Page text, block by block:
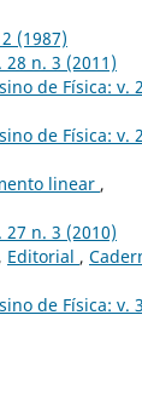
(1987)
n. 3 (2011)
de Física: v.
de Física: v.
linear ,
n. 3 (2010)
Editorial ,
de Física: v.